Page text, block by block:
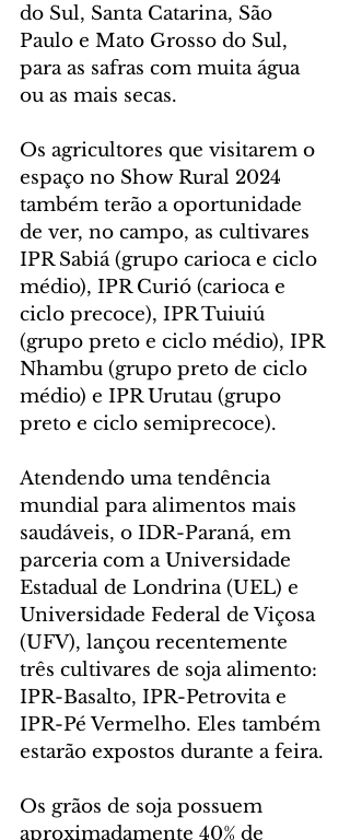
do Sul, Santa Catarina, São
Paulo e Mato Grosso do Sul,
para as safras com muita água
ou as mais secas.
Os agricultores que visitarem o
espaço no Show Rural 2024
também terão a oportunidade
de ver, no campo, as cultivares
IPR Sabiá (grupo carioca e ciclo
médio), IPR Curió (carioca e
ciclo precoce), IPR Tuiuiú
(grupo preto e ciclo médio), IPR
Nhambu (grupo preto de ciclo
médio) e IPR Urutau (grupo
preto e ciclo semiprecoce).
Atendendo uma tendência
mundial para alimentos mais
saudáveis, o IDR-Paraná, em
parceria com a Universidade
Estadual de Londrina (UEL) e
Universidade Federal de Viçosa
(UFV), lançou recentemente
três cultivares de soja alimento:
IPR-Basalto, IPR-Petrovita e
IPR-Pé Vermelho. Eles também
estarão expostos durante a feira.
Os grãos de soja possuem
aproximadamente 40% de